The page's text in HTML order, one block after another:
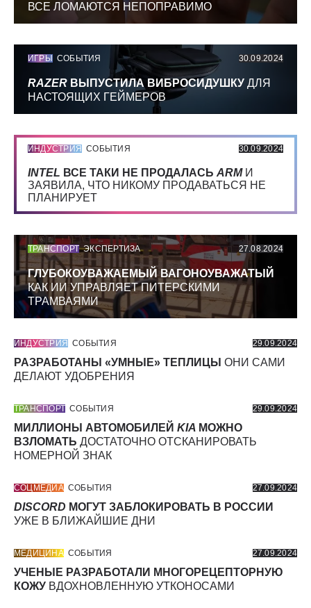
ВСЕ ЛОМАЮТСЯ НЕПОПРАВИМО
ИГРЫ СОБЫТИЯ 30.09.2024
RAZER ВЫПУСТИЛА ВИБРОСИДУШКУ ДЛЯ
НАСТОЯЩИХ ГЕЙМЕРОВ
ИНДУСТРИЯ СОБЫТИЯ 30.09.2024
INTEL ВСЕ ТАКИ НЕ ПРОДАЛАСЬ ARMИ
ЗАЯВИЛА, ЧТО НИКОМУ ПРОДАВАТЬСЯ НЕ
ПЛАНИРУЕТ
ТРАНСПОРТ ЭКСПЕРТИЗА 27.08.2024
ГЛУБОКОУВАЖАЕМЫЙ ВАГОНОУВАЖАТЫЙ
КАК ИИ УПРАВЛЯЕТ ПИТЕРСКИМИ
ТРАМВАЯМИ
ИНДУСТРИЯ СОБЫТИЯ 29.09.2024
РАЗРАБОТАНЫ «УМНЫЕ» ТЕПЛИЦЫ ОНИ САМИ
ДЕЛАЮТ УДОБРЕНИЯ
ТРАНСПОРТ СОБЫТИЯ 29.09.2024
МИЛЛИОНЫ АВТОМОБИЛЕЙ KIA МОЖНО
ВЗЛОМАТЬ ДОСТАТОЧНО ОТСКАНИРОВАТЬ
НОМЕРНОЙ ЗНАК
СОЦМЕДИА СОБЫТИЯ 27.09.2024
DISCORD МОГУТ ЗАБЛОКИРОВАТЬ В РОССИИ
УЖЕ В БЛИЖАЙШИЕ ДНИ
МЕДИЦИНА СОБЫТИЯ 27.09.2024
УЧЕНЫЕ РАЗРАБОТАЛИ МНОГОРЕЦЕПТОРНУЮ
КОЖУ ВДОХНОВЛЕННУЮ УТКОНОСАМИ